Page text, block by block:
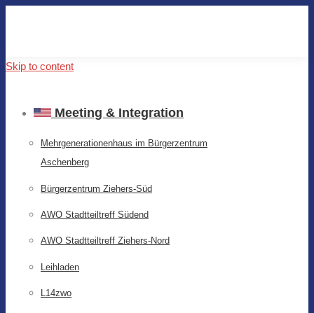
Skip to content
Meeting & Integration
Mehrgenerationenhaus im Bürgerzentrum
Aschenberg
Bürgerzentrum Ziehers-Süd
AWO Stadtteiltreff Südend
AWO Stadtteiltreff Ziehers-Nord
Leihladen
L14zwo